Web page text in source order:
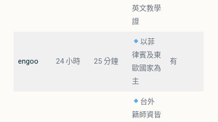
英文教學
證
engoo 24 小時 25 分鐘
以菲
律賓及東
歐國家為
主
有
台外
籍師資皆